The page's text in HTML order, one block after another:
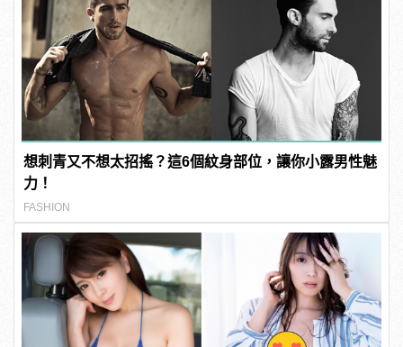
想刺青又不想太招搖？這6個紋身部位，讓你小露男性魅
力！
FASHION